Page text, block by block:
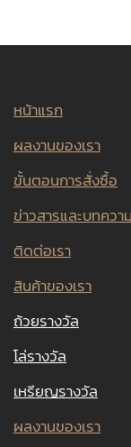
หน้าแรก
ผลงานของเรา
ขั้นตอนการสั่งซื้อ
ข่าวสารและบทความ
ติดต่อเรา
สินค้าของเรา
ถ้วยรางวัล
โล่รางวัล
เหรียญรางวัล
ผลงานของเรา